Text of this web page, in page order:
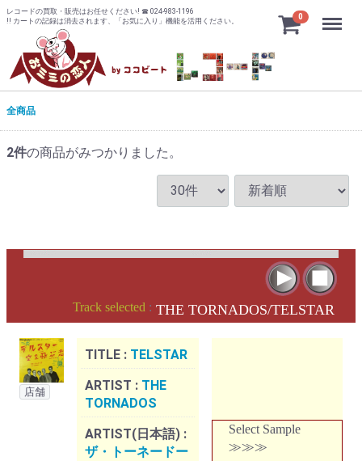
レコードの買取・販売はお任せください! ☎ 024-983-1196
!! カートの記録は消去されます、「お気に入り」機能を活用ください。
0 Menu
全商品
2件の商品がみつかりました。
Track selected : THE TORNADOS/TELSTAR
店舗
TITLE : TELSTAR
ARTIST : THE
TORNADOS
ARTIST(日本語) :
ザ・トーネードー
Select Sample
≫≫≫